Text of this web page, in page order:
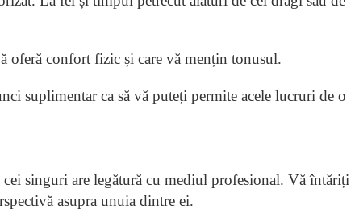
oferă confort fizic și care vă mențin tonusul.
suplimentar ca să vă puteți permite acele lucruri de o
singuri are legătură cu mediul profesional. Vă întăriți
asupra unuia dintre ei.